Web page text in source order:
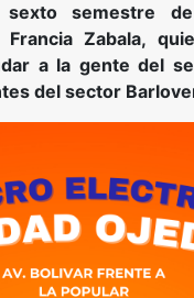
semestre
Zabala,
a la gente del
del sector